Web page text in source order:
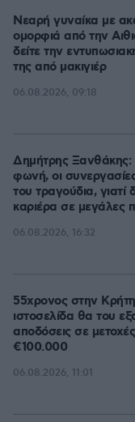
Νεαρή γυναίκα με
ομορφιά από την
δείτε την
της από μακιγιέρ
06.08.2026, 09:18
Δημήτρης Ξανθάκης:
φωνή, οι
του τραγούδια, γιατί
καριέρα σε μεγάλες
06.08.2026, 16:32
55χρονος στην Κρήτη
ιστοσελίδα θα του
αποδόσεις σε
€100.000
06.08.2026, 11:01